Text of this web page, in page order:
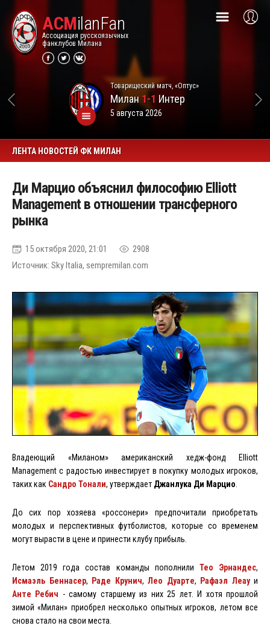
ACMilanFan
Ассоциация русскоязычных
фанклубов Милана
Товарищеский матч, «Оптус»
Милан1-1 Интер
5 августа 2026
ЛЕНТА НОВОСТЕЙ ФК МИЛАН
Ди Марцио объяснил философию Elliott
Management в отношении трансферного
рынка
15 октября 2020, 21:01
2908
Источник: Sky Italia, sempremilan.com
Владеющий «Миланом» американский хедж-фонд Elliott
Management с радостью инвестирует в покупку молодых игроков,
таких как Сандро Тонали, утверждает Джанлука Ди Марцио
До сих пор хозяева «россонери» предпочитали приобретать
молодых и перспективных футболистов, которые со временем
могут вырасти в цене и принести клубу прибыль.
Летом 2019 года состав команды пополнили Тео Эрнандес,
Исмаэль Беннасер, Раде Крунич, Лео Дуарте, Рафаэл Леауи
Анте Ребич - самому старшему из них 25 лет. И хотя прошлой
зимой «Милан» приобрел несколько опытных игроков, летом все
снова стало на свои места.